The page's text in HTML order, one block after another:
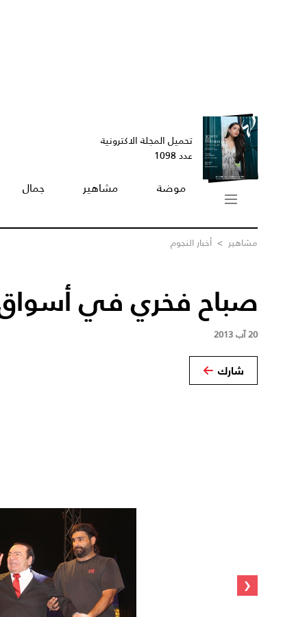
تحميل المجلة الاكترونية
عدد 1098
موضة مشاهير جمال
مشاهير > أخبار النجوم
صباح فخري في
20 آب 2013
شارك
‹